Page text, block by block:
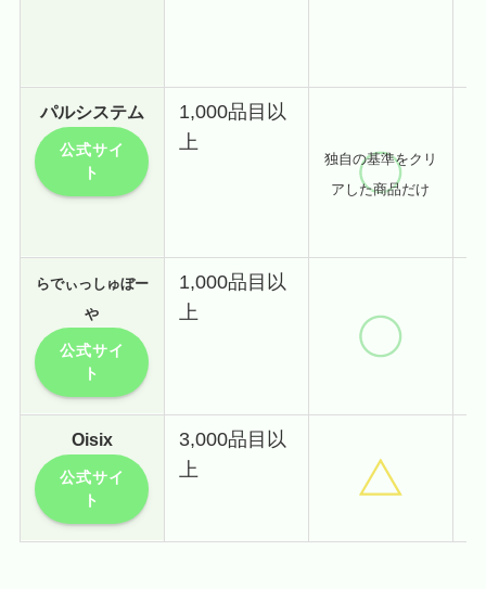
パルシステム
公式サイ
ト
1,000品目以
上
独自の基準をクリ
アした商品だけ
らでぃっしゅぼー
や
公式サイ
ト
1,000品目以
上
Oisix
公式サイ
ト
3,000品目以
上